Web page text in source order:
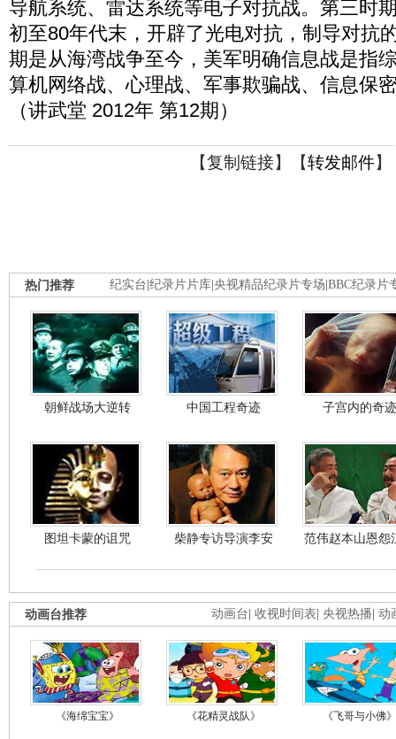
导航系统、雷达系统等电子对抗战。第三时
初至80年代末，开辟了光电对抗，制导对抗
期是从海湾战争至今，美军明确信息战是指
算机网络战、心理战、军事欺骗战、信息保
（讲武堂 2012年 第12期）
【复制链接】【转发邮件】
纪实台 纪录片片库 央视精品纪录片专场 BBC纪录片
热门推荐
朝鲜战场大逆转 中国工程奇迹 子宫内的奇迹
图坦卡蒙的诅咒 柴静专访导演李安 范伟赵本山恩怨
动画台 收视时间表 央视热播 动
动画台推荐
《海绵宝宝》 《花精灵战队》 《飞哥与小佛》